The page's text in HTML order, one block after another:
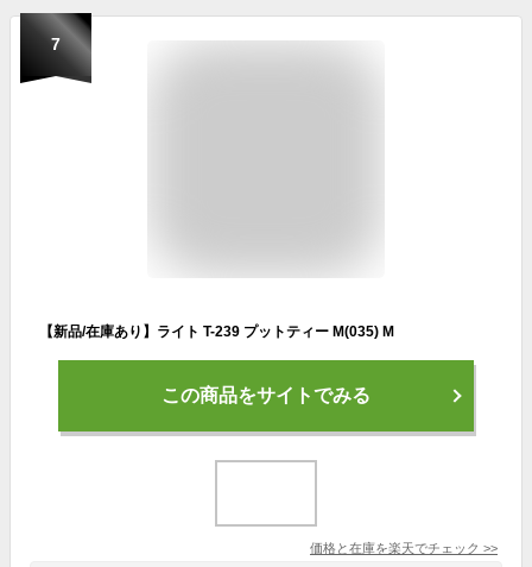
7
【新品/在庫あり】ライト T-239 プットティー M(035) M
この商品をサイトでみる
価格と在庫を楽天でチェック >>